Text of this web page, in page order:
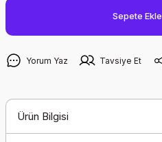
Sepete Ekle
Yorum Yaz Tavsiye Et
Ürün Bilgisi